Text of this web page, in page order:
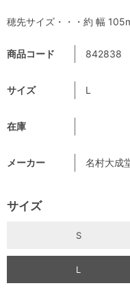
商品コード 842838
サイズ L
在庫
メーカー 名村大成
サイズ
S
L
穂先サイズ・・・約 幅